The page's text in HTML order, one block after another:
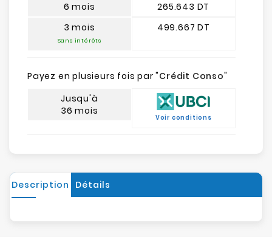
6 mois
3 mois
Sans intérêts
265.643 DT
499.667 DT
Payez en plusieurs fois par "Crédit Conso"
Jusqu'à
36 mois
Voir conditions
Description Détails